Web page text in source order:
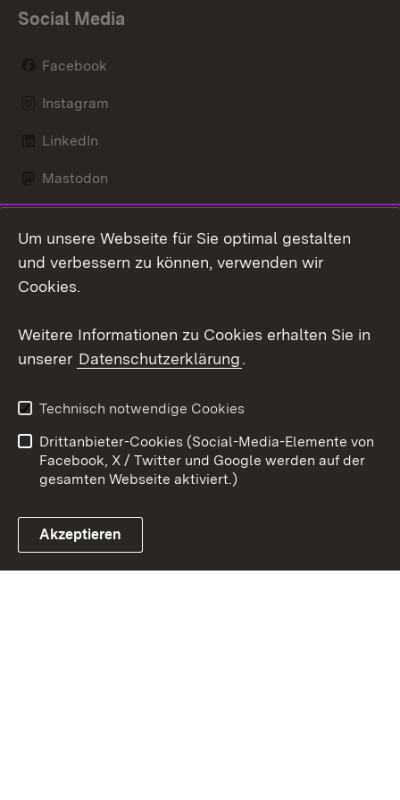
Social Media
Facebook
Instagram
LinkedIn
Mastodon
X / Twitter
Youtube
Link zum Landesportal
Kontakt
Datenschutz
Barrierefreiheit
Impressum Cookies
Um unsere Webseite für Sie optimal gestalten
und verbessern zu können, verwenden wir
Cookies.
Weitere Informationen zu Cookies erhalten Sie in
unserer Datenschutzerklärung.
Technisch notwendige Cookies
Drittanbieter-Cookies (Social-Media-Elemente von
Facebook, X / Twitter und Google werden auf der
gesamten Webseite aktiviert.)
Akzeptieren